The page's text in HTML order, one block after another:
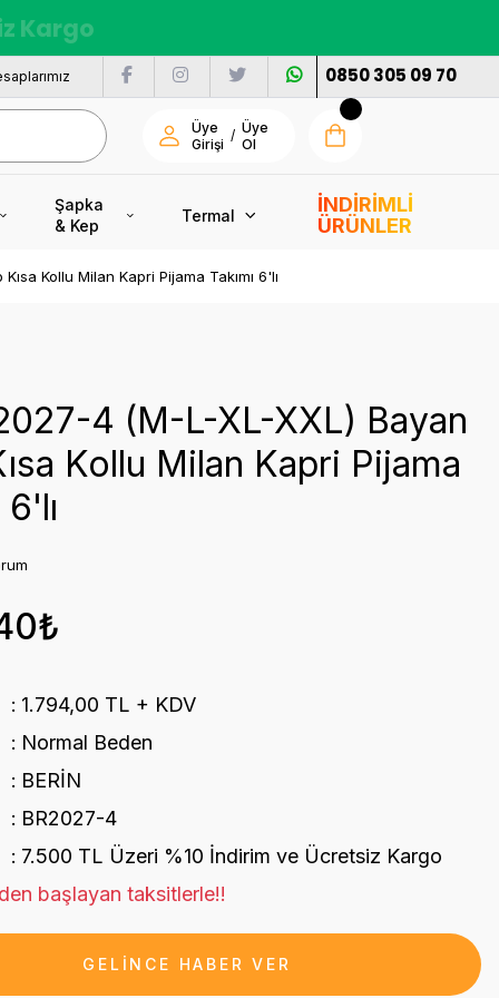
Kargo
0850 305 09 70
Üye
Girişi
/ Üye
Ol
Şapka
& Kep
Termal
İNDİRİMLİ
ÜRÜNLER
Kollu Milan Kapri Pijama Takımı 6'lı
4 (M-L-XL-XXL) Bayan
Kollu Milan Kapri Pijama
6'lı
1.794,00 TL + KDV
Normal Beden
BERİN
BR2027-4
7.500 TL Üzeri %10 İndirim ve Ücretsiz Kargo
başlayan taksitlerle!!
GELİNCE HABER VER